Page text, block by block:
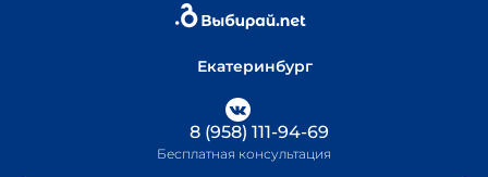
Екатеринбург
8 (958) 111-94-69
Бесплатная консультация